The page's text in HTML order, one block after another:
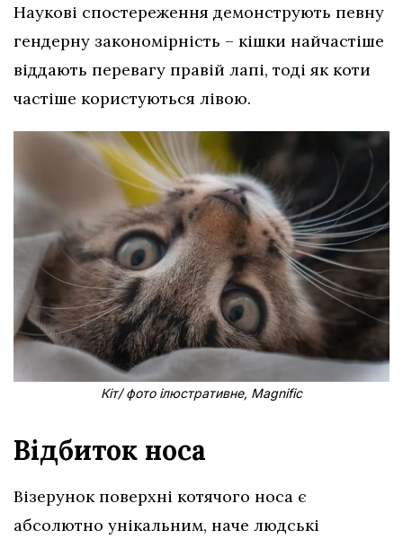
Наукові спостереження демонструють певну
гендерну закономірність – кішки найчастіше
віддають перевагу правій лапі, тоді як коти
частіше користуються лівою.
Кіт/ фото ілюстративне, Magnific
Відбиток носа
Візерунок поверхні котячого носа є
абсолютно унікальним, наче людські